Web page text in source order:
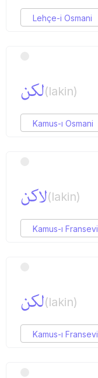
Lehçe-i Osmani
لكن(lakin)
Kamus-ı Osmani
لاكن(lakin)
Kamus-ı Fransevi
لكن(lakin)
Kamus-ı Fransevi